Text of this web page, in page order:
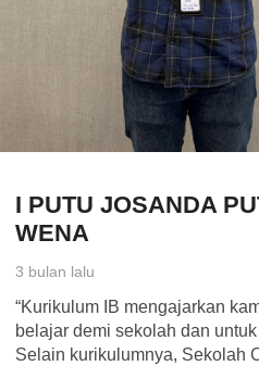
I PUTU JOSANDA
WENA
3 bulan lalu
“Kurikulum IB mengajarkan
belajar demi sekolah dan
Selain kurikulumnya, Sekolah